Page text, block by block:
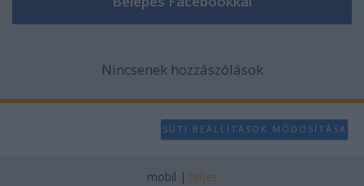
Nincsenek hozzászólások
SÜTI BEÁLLÍTÁSOK MÓDOSÍTÁSA
mobil | teljes